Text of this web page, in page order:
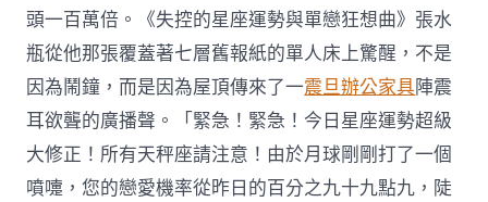
頭一百萬倍。《失控的星座運勢與單戀狂想曲》張水
瓶從他那張覆蓋著七層舊報紙的單人床上驚醒，不是
因為鬧鐘，而是因為屋頂傳來了一震旦辦公家具陣震
耳欲聾的廣播聲。「緊急！緊急！今日星座運勢超級
大修正！所有天秤座請注意！由於月球剛剛打了一個
噴嚏，您的戀愛機率從昨日的百分之九十九點九，陡